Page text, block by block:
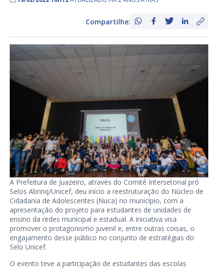
Compartilhe:
A Prefeitura de Juazeiro, através do Comitê Intersetorial pró
Selos Abrinq/Unicef, deu início a reestruturação do Núcleo de
Cidadania de Adolescentes (Nuca) no município, com a
apresentação do projeto para estudantes de unidades de
ensino da redes municipal e estadual. A iniciativa visa
promover o protagonismo juvenil e, entre outras coisas, o
engajamento desse público no conjunto de estratégias do
Selo Unicef.
O evento teve a participação de estudantes das escolas